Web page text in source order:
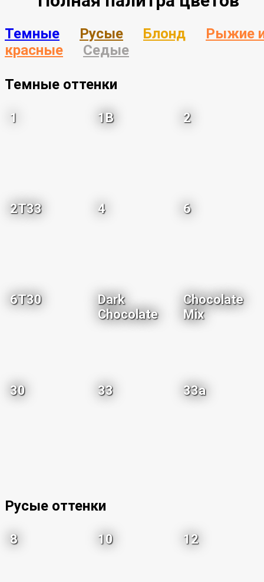
Темные Русые Блонд
Рыжие
красные
Седые
Темные оттенки
1 1B 2
2T33 4 6
6T30
Dark
Chocolate
Chocolate
Mix
30 33 33a
Русые оттенки
8 10 12